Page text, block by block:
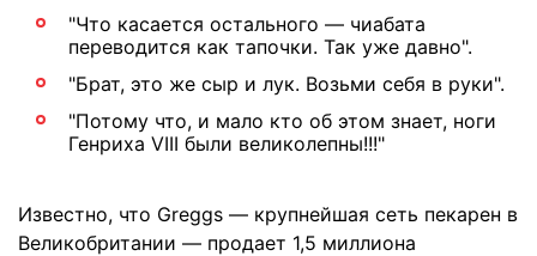
"Что касается остального — чиабата
переводится как тапочки. Так уже давно".
"Брат, это же сыр и лук. Возьми себя в руки".
"Потому что, и мало кто об этом знает, ноги
Генриха VIII были великолепны!!!"
Известно, что Greggs — крупнейшая сеть пекарен в
Великобритании — продает 1,5 миллиона